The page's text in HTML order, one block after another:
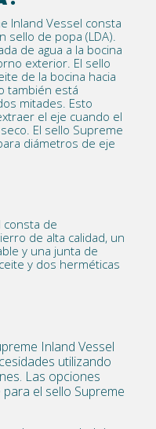
Inland Vessel consta
sello de popa (LDA).
de agua a la bocina
exterior. El sello
de la bocina hacia
también está
mitades. Esto
el eje cuando el
El sello Supreme
diámetros de eje
consta de
de alta calidad, un
y una junta de
y dos herméticas
Inland Vessel
utilizando
Las opciones
el sello Supreme